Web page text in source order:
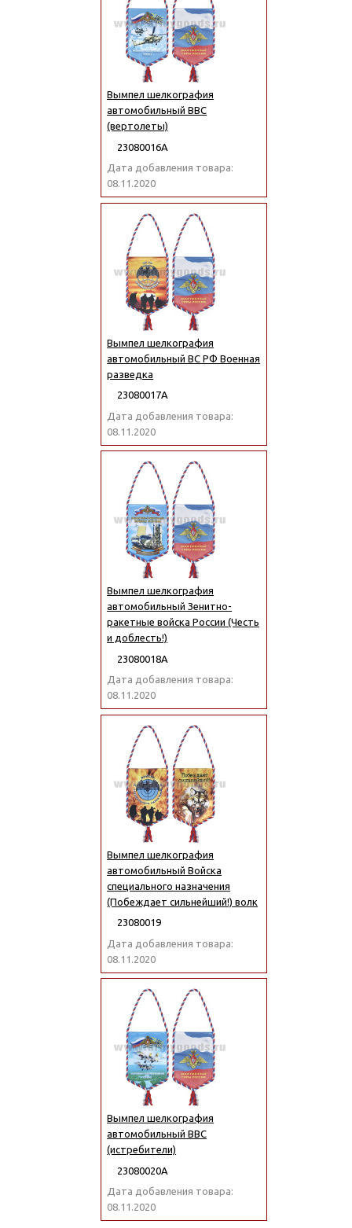
Вымпел шелкография
автомобильный ВВС
(вертолеты)
23080016А
Дата добавления товара:
08.11.2020
Вымпел шелкография
автомобильный ВС РФ Военная
разведка
23080017А
Дата добавления товара:
08.11.2020
Вымпел шелкография
автомобильный Зенитно-
ракетные войска России (Честь
и доблесть!)
23080018А
Дата добавления товара:
08.11.2020
Вымпел шелкография
автомобильный Войска
специального назначения
(Побеждает сильнейший!) волк
23080019
Дата добавления товара:
08.11.2020
Вымпел шелкография
автомобильный ВВС
(истребители)
23080020А
Дата добавления товара:
08.11.2020